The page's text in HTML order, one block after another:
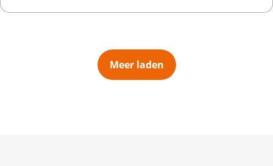
schouderpijn
Meer laden